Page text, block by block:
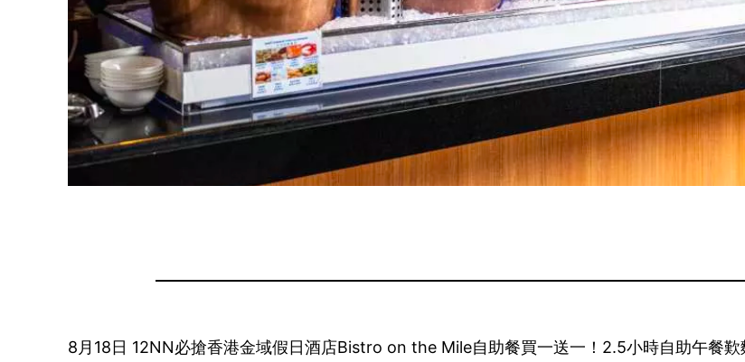
8月18日 12NN必搶香港金域假日酒店Bistro on the Mile自助餐買一送一！2.5小時自助午餐